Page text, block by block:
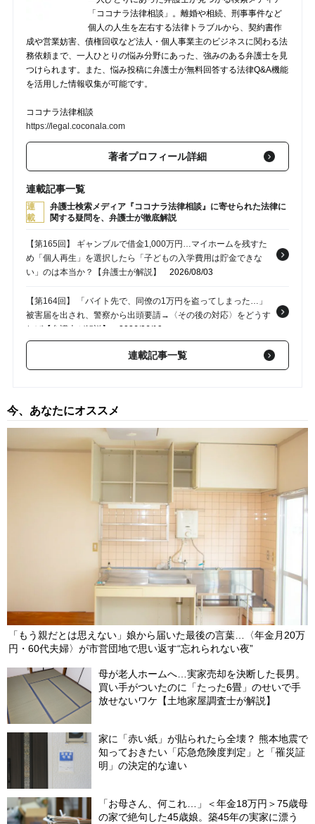
【第161回】 駅のエスカレーターで女性の後ろ姿を盗撮。その場
で通報されなかったが、女性は気づいており…後日逮捕される可
能性はある？【弁護士が解説】2026/02/20
「ココナラ法律相談」。離婚や相続、刑事事件など
個人の人生を左右する法律トラブルから、契約書作
成や営業妨害、債権回収など法人・個人事業主のビジネスに関わる法
務依頼まで、一人ひとりの悩み分野にあった、強みのある弁護士を見
つけられます。また、悩み投稿に弁護士が無料回答する法律Q&A機能
を活用した情報収集が可能です。
ココナラ法律相談
https://legal.coconala.com
著者プロフィール詳細
連載記事一覧
連
載
弁護士検索メディア『ココナラ法律相談』に寄せられた法律に
関する疑問を、弁護士が徹底解説
【第165回】 ギャンブルで借金1,000万円…マイホームを残すた
め「個人再生」を選択したら「子どもの入学費用は貯金できな
い」のは本当か？【弁護士が解説】
2026/08/03
【第164回】 「バイト先で、同僚の1万円を盗ってしまった…」
被害届を出され、警察から出頭要請→〈その後の対応〉をどうす
れば【弁護士が解説】
2026/06/19
【第163回】 会社が手を焼く問題従業員…前職への問い合わせで
発覚した〈解雇歴〉〈残業代請求訴訟〉を理由に「経歴詐称」で
【第162回】 「オレは無罪だ！ でも…怖がらせた点はお詫びした
い」刑事事件、否認する加害者からの示談交渉は「容疑を認め
る」ことになるか？【弁護士が解説】2026/04/10
【第161回】 駅のエスカレーターで女性の後ろ姿を盗撮。その場
で通報されなかったが、女性は気づいており…後日逮捕される可
能性はある？【弁護士が解説】2026/02/20
連載記事一覧
今、あなたにオススメ
「もう親だとは思えない」娘から届いた最後の言葉…〈年金月20万
円・60代夫婦〉が市営団地で思い返す“忘れられない夜”
母が老人ホームへ…実家売却を決断した長男。
買い手がついたのに「たった6畳」のせいで手
放せないワケ【土地家屋調査士が解説】
家に「赤い紙」が貼られたら全壊？ 熊本地震で
知っておきたい「応急危険度判定」と「罹災証
明」の決定的な違い
「お母さん、何これ…」＜年金18万円＞75歳母
の家で絶句した45歳娘。築45年の実家に漂う